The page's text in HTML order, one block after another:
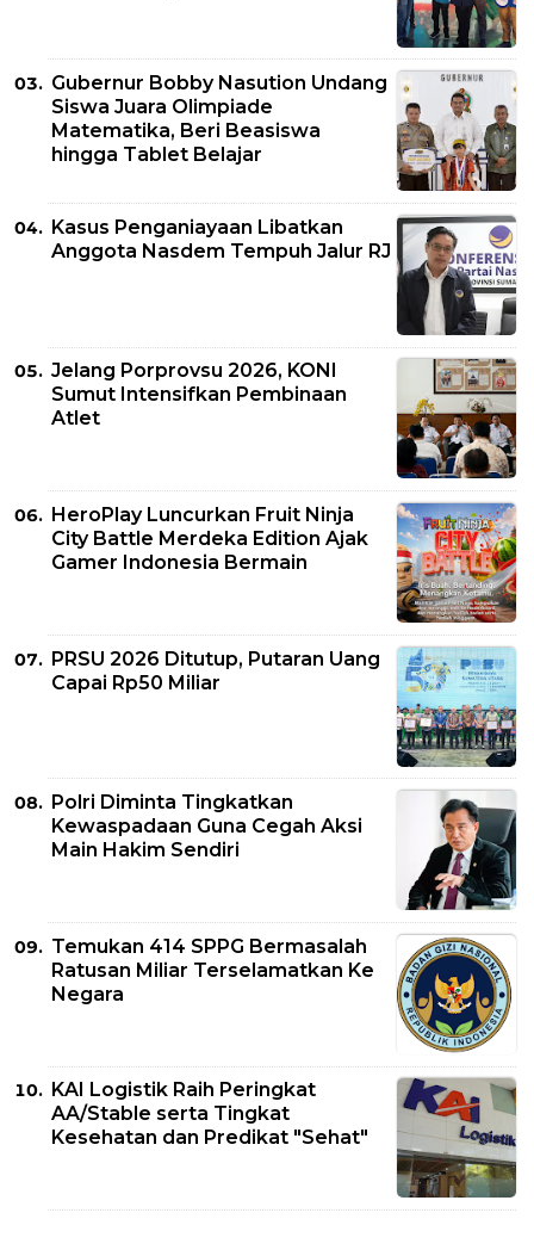
Gubernur Bobby Nasution Undang
Siswa Juara Olimpiade
Matematika, Beri Beasiswa
hingga Tablet Belajar
Kasus Penganiayaan Libatkan
Anggota Nasdem Tempuh Jalur RJ
Jelang Porprovsu 2026, KONI
Sumut Intensifkan Pembinaan
Atlet
HeroPlay Luncurkan Fruit Ninja
City Battle Merdeka Edition Ajak
Gamer Indonesia Bermain
PRSU 2026 Ditutup, Putaran Uang
Capai Rp50 Miliar
Polri Diminta Tingkatkan
Kewaspadaan Guna Cegah Aksi
Main Hakim Sendiri
Temukan 414 SPPG Bermasalah
Ratusan Miliar Terselamatkan Ke
Negara
KAI Logistik Raih Peringkat
AA/Stable serta Tingkat
Kesehatan dan Predikat "Sehat"